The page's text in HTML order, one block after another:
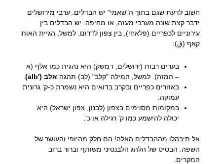
חשוב לדעת שגם בתוך ה"שאמי" יש הבדלים. ערבי מירושלים
ידבר קצת שונה מערבי מעזה, או מחיפה. יש הבדלים בין
עירוניים לכפריים (פלאחי), בין צפון לדרום. למשל, הגיית האות
קאף (ق):
בערים רבות (ירושלים, דמשק) היא נהגית כמו אלף (א
– המזה). למשל, המילה "קלב" (לב) תהגה אלב ('alb)
.
באזורים כפריים ובקרב בדואים היא נשמרת כ-ק' גרונית
עמוקה.
במקומות מסוימים בצפון (לבנון, צפון ישראל) היא
יכולה להישמע כמו ק' רגילה או כ'.
אל תיבהלו מההבדלים האלה! הם חלק מהיופי והעושר של
השפה. הבסיס של הלהג הלבנטיני משותף וברור ברוב
המקרים.